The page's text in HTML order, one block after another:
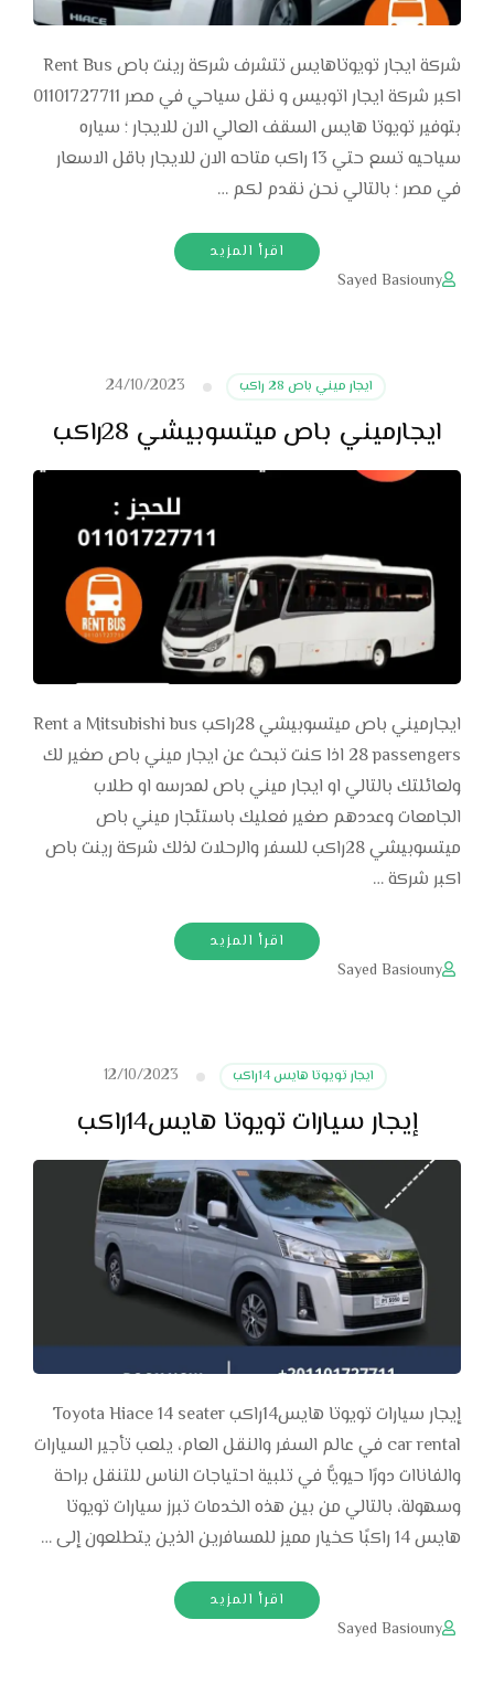
شركة ايجار تويوتاهايس تتشرف شركة رينت باص Rent Bus
اكبر شركة ايجار اتوبيس و نقل سياحي في مصر 01101727711
بتوفير تويوتا هايس السقف العالي الان للايجار ؛ سياره
سياحيه تسع حتي 13 راكب متاحه الان للايجار باقل الاسعار
في مصر ؛ بالتالي نحن نقدم لكم …
اقرأ المزيد
Sayed Basiouny
ايجار ميني باص 28 راكب 24/10/2023
ايجارميني باص ميتسوبيشي 28راكب
ايجارميني باص ميتسوبيشي 28راكب Rent a Mitsubishi bus
28 passengers اذا كنت تبحث عن ايجار ميني باص صغير لك
ولعائلتك بالتالي او ايجار ميني باص لمدرسه او طلاب
الجامعات وعددهم صغير فعليك باستئجار ميني باص
ميتسوبيشي 28راكب للسفر والرحلات لذلك شركة رينت باص
اكبر شركة …
اقرأ المزيد
Sayed Basiouny
ايجار تويوتا هايس 14راكب 12/10/2023
إيجار سيارات تويوتا هايس14راكب
إيجار سيارات تويوتا هايس14راكب Toyota Hiace 14 seater
car rental في عالم السفر والنقل العام، يلعب تأجير السيارات
والفاناات دورًا حيويًّا في تلبية احتياجات الناس للتنقل براحة
وسهولة، بالتالي من بين هذه الخدمات تبرز سيارات تويوتا
هايس 14 راكبًا كخيار مميز للمسافرين الذين يتطلعون إلى …
اقرأ المزيد
Sayed Basiouny